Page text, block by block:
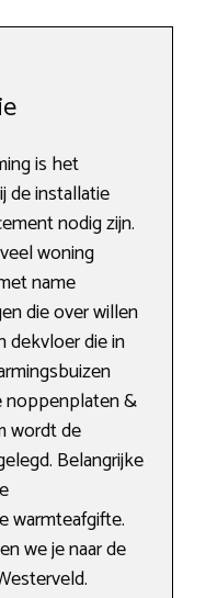
is het
de installatie
nodig zijn.
woning
name
die over willen
dekvloer die in
noppenplaten &
wordt de
Belangrijke
warmteafgifte.
we je naar de